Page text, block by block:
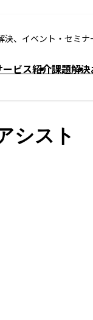
、イベント・セミナ
ービス紹介課題解決
シスト